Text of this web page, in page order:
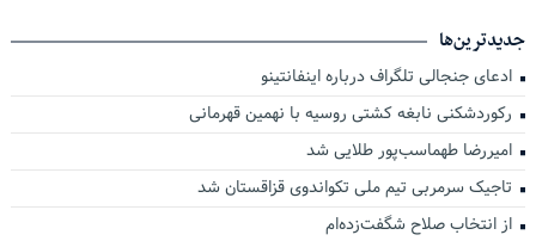
جدیدترین‌ها
ادعای جنجالی تلگراف درباره اینفانتینو
رکوردشکنی نابغه کشتی روسیه با نهمین قهرمانی
امیررضا طهماسب‌پور طلایی شد
تاجیک سرمربی تیم ملی تکواندوی قزاقستان شد
از انتخاب صلاح شگفت‌زده‌ام